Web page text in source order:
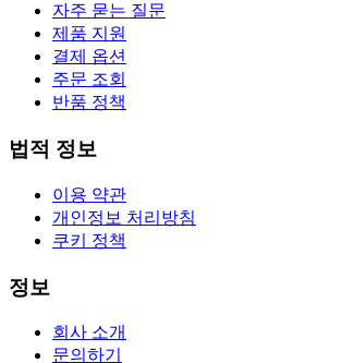
자주 묻는 질문
제품 지원
결제 옵션
주문 조회
반품 정책
법적 정보
이용 약관
개인정보 처리방침
쿠키 정책
정보
회사 소개
문의하기